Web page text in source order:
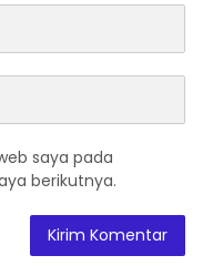
saya pada
berikutnya.